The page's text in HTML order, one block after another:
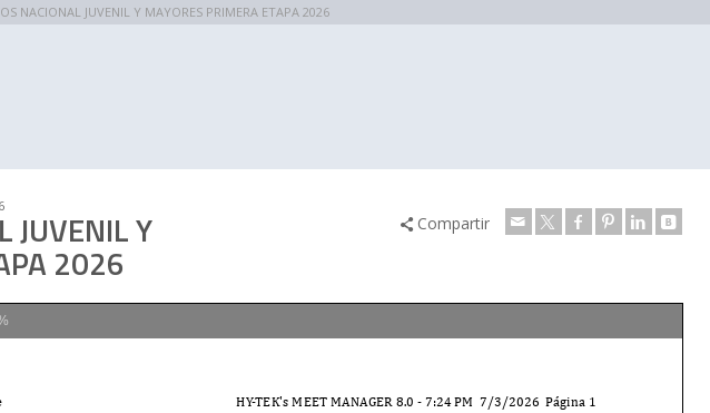
NACIONAL JUVENIL Y MAYORES PRIMERA ETAPA 2026
JUVENIL Y
2026
Compartir